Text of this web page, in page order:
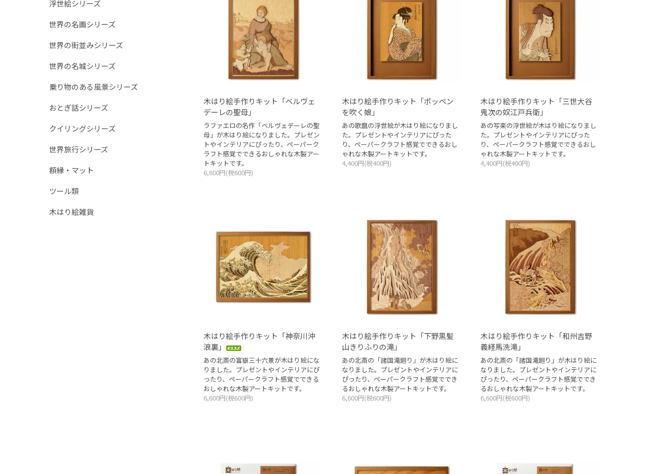
木はり絵手作りキット「ベルヴェ
デーレの聖母」
ラファエロの名作「ベルヴェデーレの聖
母」が木はり絵になりました。プレゼン
トやインテリアにぴったり、ペーパーク
ラフト感覚でできるおしゃれな木製アー
トキットです。
6,600円(税600円)
木はり絵手作りキット「ポッペン
を吹く娘」
あの歌麿の浮世絵が木はり絵になりまし
た。プレゼントやインテリアにぴった
り、ペーパークラフト感覚でできるおし
ゃれな木製アートキットです。
4,400円(税400円)
木はり絵手作りキット「三世大谷
鬼次の奴江戸兵衛」
あの写楽の浮世絵が木はり絵になりまし
た。プレゼントやインテリアにぴった
り、ペーパークラフト感覚でできるおし
ゃれな木製アートキットです。
4,400円(税400円)
木はり絵手作りキット「神奈川沖
浪裏」
あの北斎の富嶽三十六景が木はり絵にな
りました。プレゼントやインテリアにぴ
ったり、ペーパークラフト感覚でできる
おしゃれな木製アートキットです。
6,600円(税600円)
木はり絵手作りキット「下野黒髪
山きりふりの滝」
あの北斎の「諸国滝廻り」が木はり絵に
なりました。プレゼントやインテリアに
ぴったり、ペーパークラフト感覚ででき
るおしゃれな木製アートキットです。
6,600円(税600円)
木はり絵手作りキット「和州吉野
義経馬洗滝」
あの北斎の「諸国滝廻り」が木はり絵に
なりました。プレゼントやインテリアに
ぴったり、ペーパークラフト感覚ででき
るおしゃれな木製アートキットです。
6,600円(税600円)
浮世絵シリーズ
世界の名画シリーズ
世界の街並みシリーズ
世界の名城シリーズ
乗り物のある風景シリーズ
おとぎ話シリーズ
クイリングシリーズ
世界旅行シリーズ
額縁・マット
ツール類
木はり絵雑貨